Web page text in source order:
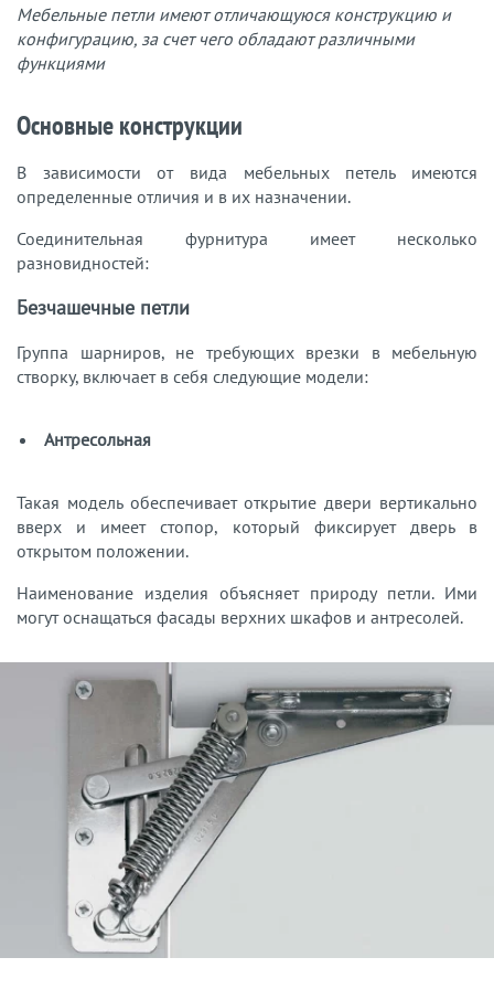
Мебельные петли имеют отличающуюся конструкцию и
конфигурацию, за счет чего обладают различными
функциями
Основные конструкции
В зависимости от вида мебельных петель имеются
определенные отличия и в их назначении.
Соединительная фурнитура имеет несколько
разновидностей:
Безчашечные петли
Группа шарниров, не требующих врезки в мебельную
створку, включает в себя следующие модели:
Антресольная
Такая модель обеспечивает открытие двери вертикально
вверх и имеет стопор, который фиксирует дверь в
открытом положении.
Наименование изделия объясняет природу петли. Ими
могут оснащаться фасады верхних шкафов и антресолей.